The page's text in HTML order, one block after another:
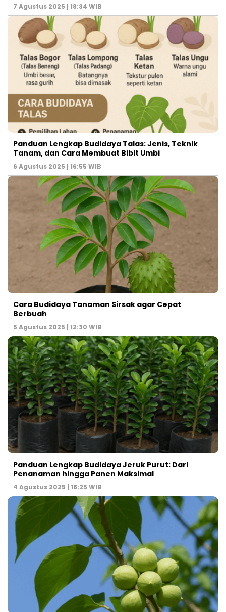
7 Agustus 2025 | 18:34 WIB
Panduan Lengkap Budidaya Talas: Jenis, Teknik
Tanam, dan Cara Membuat Bibit Umbi
6 Agustus 2025 | 16:55 WIB
Cara Budidaya Tanaman Sirsak agar Cepat
Berbuah
5 Agustus 2025 | 12:30 WIB
Panduan Lengkap Budidaya Jeruk Purut: Dari
Penanaman hingga Panen Maksimal
4 Agustus 2025 | 18:25 WIB